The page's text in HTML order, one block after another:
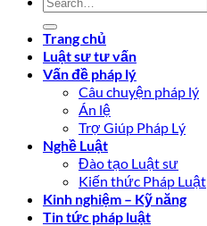
Trang chủ
Luật sư tư vấn
Vấn đề pháp lý
Câu chuyện pháp lý
Án lệ
Trợ Giúp Pháp Lý
Nghề Luật
Đào tạo Luật sư
Kiến thức Pháp Luật
Kinh nghiệm – Kỹ năng
Tin tức pháp luật